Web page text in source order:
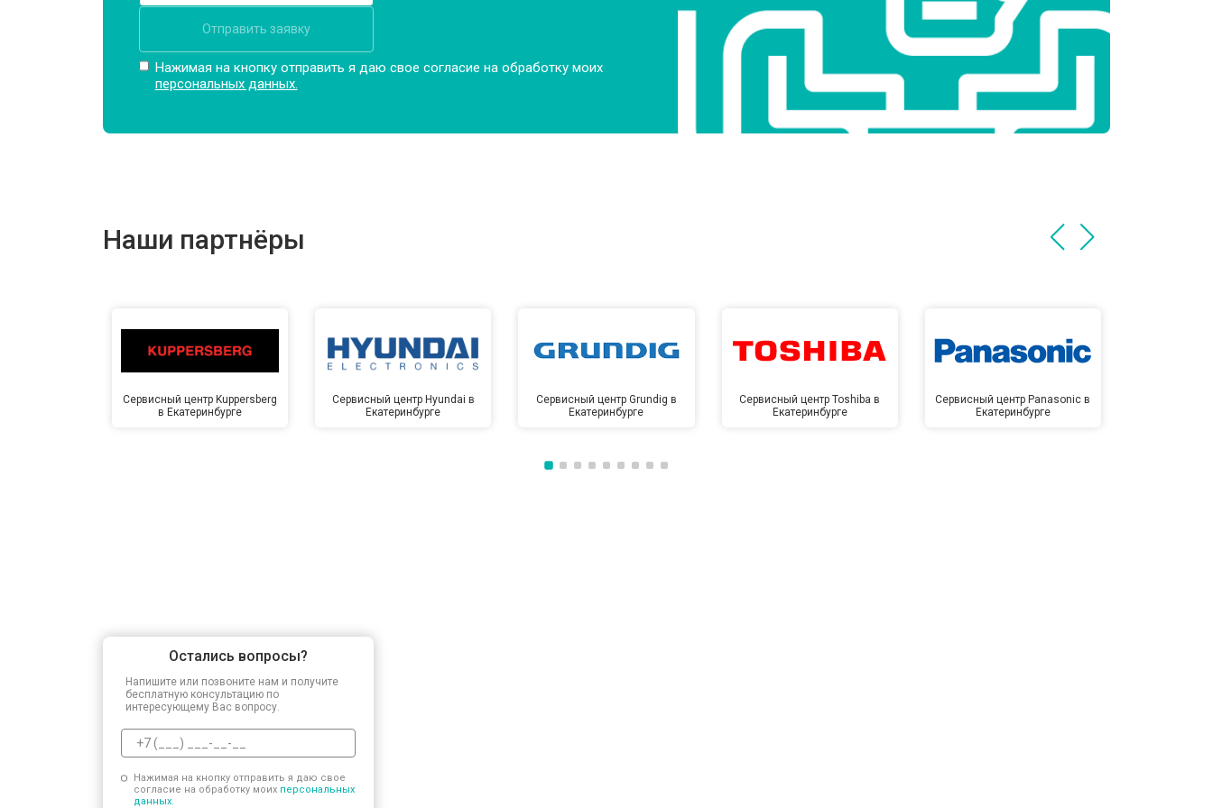
Отправить заявку
Нажимая на кнопку отправить я даю свое согласие на обработку моих
персональных данных.
Наши партнёры
Сервисный центр Kuppersberg
в Екатеринбурге
Сервисный центр Hyundai в
Екатеринбурге
Сервисный центр Grundig в
Екатеринбурге
Сервисный центр Toshiba в
Екатеринбурге
Сервисный центр Panasonic в
Екатеринбурге
Остались вопросы?
Напишите или позвоните нам и получите
бесплатную консультацию по
интересующему Вас вопросу.
Нажимая на кнопку отправить я даю свое
согласие на обработку моих персональных
данных.